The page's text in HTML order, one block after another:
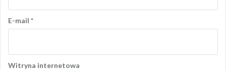
E-mail *
Witryna internetowa